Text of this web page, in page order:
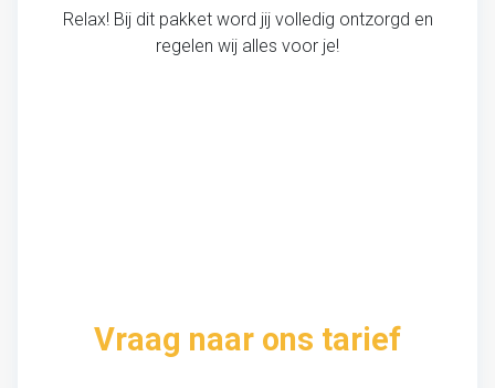
Relax! Bij dit pakket word jij volledig ontzorgd en
regelen wij alles voor je!
Vraag naar ons tarief